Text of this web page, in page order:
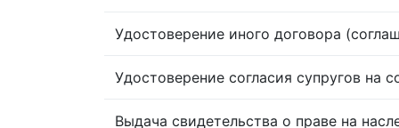
Удостоверение иного договора
Удостоверение согласия супругов на
Выдача свидетельства о праве на